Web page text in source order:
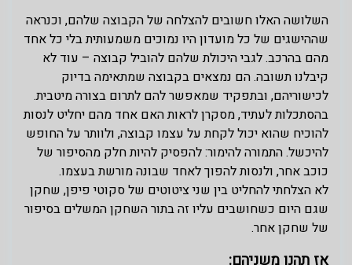
השלושה האלו חשובים להצלחה של הקבוצה שלהם, וכנראה
שההישגים של כל מועדון היו נמוכים משמעותית בלי כל אחד
מהם בהרכב. לגבי היכולת שלהם להוביל קבוצה – עוד לא
קיבלנו תשובה. הם נמצאים בקבוצה שמתאימה בדיוק
לכישוריהם, ובתפקיד שמאפשר להם לתרום בצורה מיטבית.
בהסתכלות לעתיד, מסקרן לראות האם אחד מהם יחליט לנסות
להוכיח שהוא יכול לקחת על עצמו קבוצה, ולוותר על החופש
להיכשל. התמורה להימור: להפסיק להיות חלק מהסיפור של
כוכב אחר, ולנסות להפוך לאחד שבונה מורשת בעצמו.
לא הצלחתי להחליט בין שני ציטוטים של סקוטי פיפן, שחקן
שגם היום כשחושבים עליו זה בתור השחקן המשלים בסיפור
של שחקן אחר.
אז תהנו משניהם: